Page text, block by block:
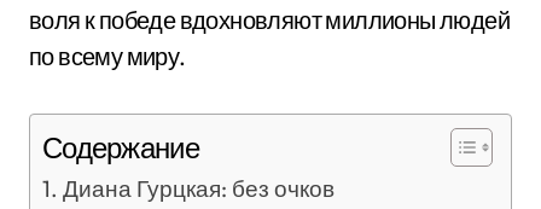
воля к победе вдохновляют миллионы людей
по всему миру.
Содержание
Диана Гурцкая: без очков